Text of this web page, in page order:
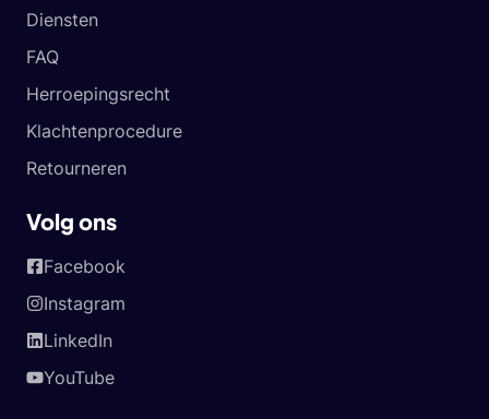
Diensten
FAQ
Herroepingsrecht
Klachtenprocedure
Retourneren
Volg ons
Facebook
Instagram
LinkedIn
YouTube